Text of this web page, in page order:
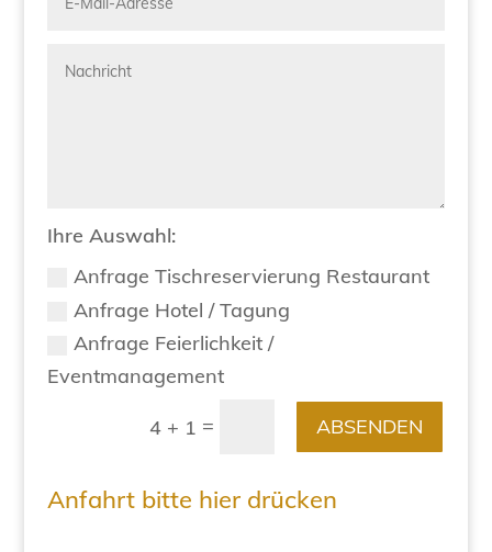
Ihre Auswahl:
Anfrage Tischreservierung Restaurant
Anfrage Hotel / Tagung
Anfrage Feierlichkeit /
Eventmanagement
4 + 1 = ABSENDEN
Anfahrt bitte hier drücken